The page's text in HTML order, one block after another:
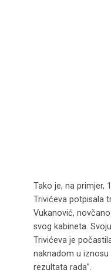
Tako je, na primjer,
Trivićeva potpisala
Vukanović,
svog kabineta.
Trivićeva je
naknadom u iznosu
rezultata rada”.